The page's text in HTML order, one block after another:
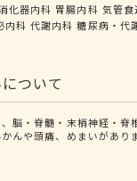
化器内科 胃腸内科 気管食
内科 代謝内科 糖尿病・代
ついて
脳・脊髄・末梢神経・
んや頭痛、めまいがありま